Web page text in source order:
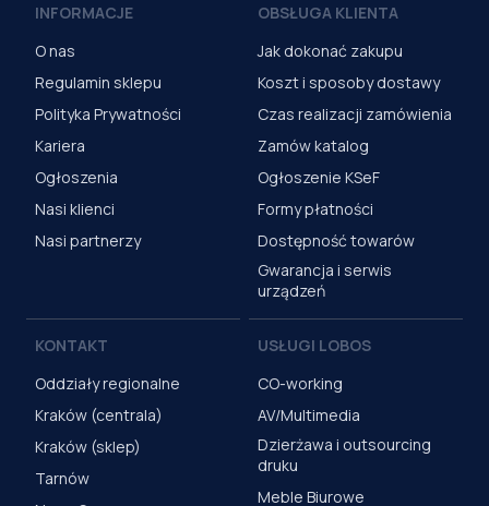
INFORMACJE
O nas
Regulamin sklepu
Polityka Prywatności
Kariera
Ogłoszenia
Nasi klienci
Nasi partnerzy
OBSŁUGA KLIENTA
Jak dokonać zakupu
Koszt i sposoby dostawy
Czas realizacji zamówienia
Zamów katalog
Ogłoszenie KSeF
Formy płatności
Dostępność towarów
Gwarancja i serwis
urządzeń
KONTAKT
Oddziały regionalne
Kraków (centrala)
Kraków (sklep)
Tarnów
USŁUGI LOBOS
CO-working
AV/Multimedia
Dzierżawa i outsourcing
druku
Meble Biurowe